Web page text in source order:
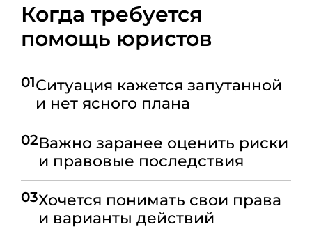
Когда требуется
помощь юристов
01Ситуация кажется запутанной
и нет ясного плана
02Важно заранее оценить риски
и правовые последствия
03Хочется понимать свои права
и варианты действий